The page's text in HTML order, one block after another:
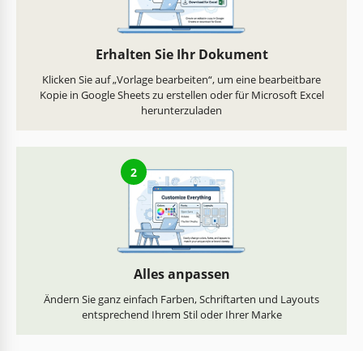
Erhalten Sie Ihr Dokument
Klicken Sie auf „Vorlage bearbeiten“, um eine bearbeitbare
Kopie in Google Sheets zu erstellen oder für Microsoft Excel
herunterzuladen
2
Alles anpassen
Ändern Sie ganz einfach Farben, Schriftarten und Layouts
entsprechend Ihrem Stil oder Ihrer Marke